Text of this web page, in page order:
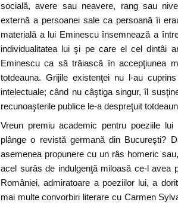
socială, avere sau neavere, rang sau
externă a persoanei sale ca persoană îi
materială a lui Eminescu însemnează a
individualitatea lui şi pe care el cel dintâi
Eminescu ca să trăiască în accepţiunea
totdeauna. Grijile existenţei nu l-au
intelectuale; când nu câştiga singur, îl
recunoaşterile publice le-a despreţuit
Vreun premiu academic pentru poeziile
plânge o revistă germană din Bucureşti?
asemenea propunere cu un râs homeric
acel surâs de indulgenţă miloasă ce-l avea
României, admiratoare a poeziilor lui, a
mai multe convorbiri literare cu Carmen